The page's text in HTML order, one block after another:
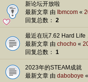
新论坛开放啦
最新文章 由 Ibmcom «
回复总数： 2
最近在玩7.62 Hard Life
最新文章 由 chocho «
回复总数： 1
2023年的STEAM成就
最新文章 由 daboboye «